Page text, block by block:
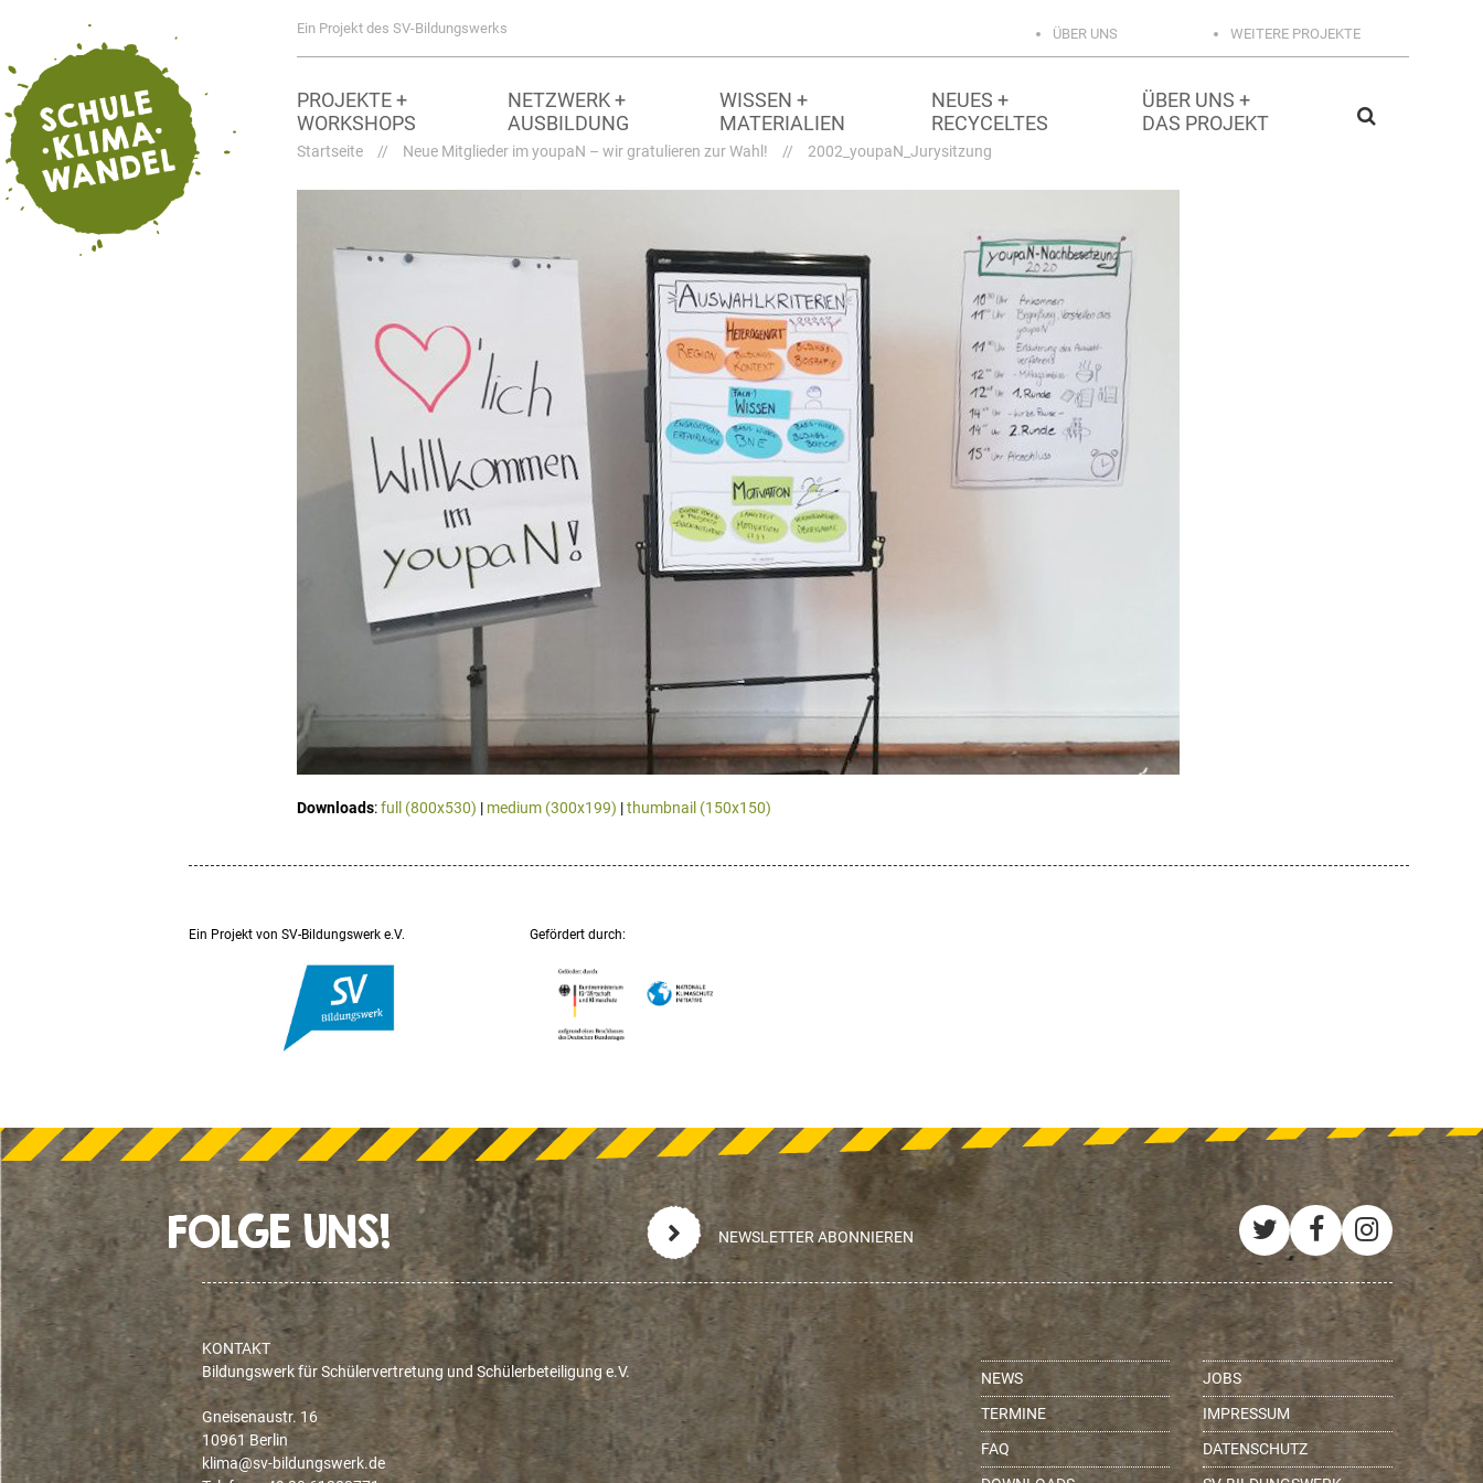
Ein Projekt des SV-Bildungswerks WEITERE PROJEKTE
ÜBER UNS
PROJEKTE +
WORKSHOPS
NETZWERK +
AUSBILDUNG
WISSEN +
MATERIALIEN
NEUES +
RECYCELTES
ÜBER UNS +
DAS PROJEKT
Startseite // Neue Mitglieder im youpaN – wir gratulieren zur Wahl! // 2002_youpaN_Jurysitzung
Downloads:full (800x530) | medium (300x199) |thumbnail (150x150)
Ein Projekt von SV-Bildungswerk e.V. Gefördert durch:
FOLGE UNS! NEWSLETTER ABONNIEREN TwitterFacebook
KONTAKT
Bildungswerk für Schülervertretung und Schülerbeteiligung e.V.
Gneisenaustr. 16
10961 Berlin
ed.krewsgnudlib-vs@amilk
NEWS
TERMINE
FAQ
JOBS
IMPRESSUM
DATENSCHUTZ